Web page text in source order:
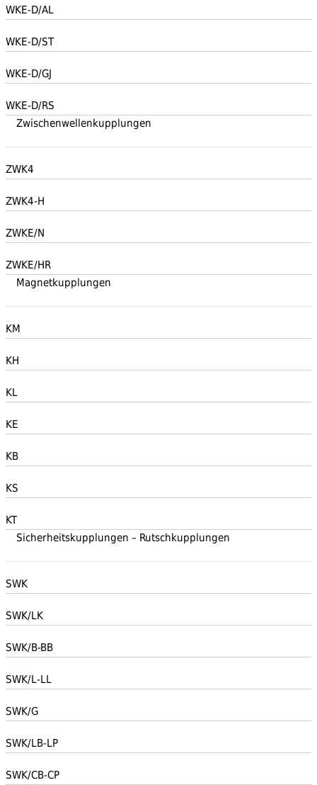
WKE-D/AL
WKE-D/ST
WKE-D/GJ
WKE-D/RS
Zwischenwellenkupplungen
ZWK4
ZWK4-H
ZWKE/N
ZWKE/HR
Magnetkupplungen
KM
KH
KL
KE
KB
KS
KT
Sicherheitskupplungen – Rutschkupplungen
SWK
SWK/LK
SWK/B-BB
SWK/L-LL
SWK/G
SWK/LB-LP
SWK/CB-CP